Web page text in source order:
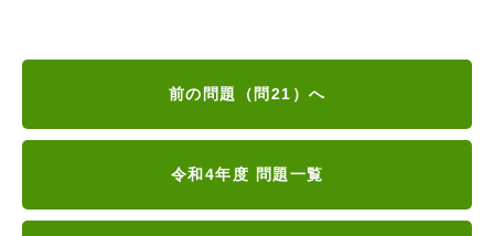
前の問題（問21）へ
令和4年度 問題一覧